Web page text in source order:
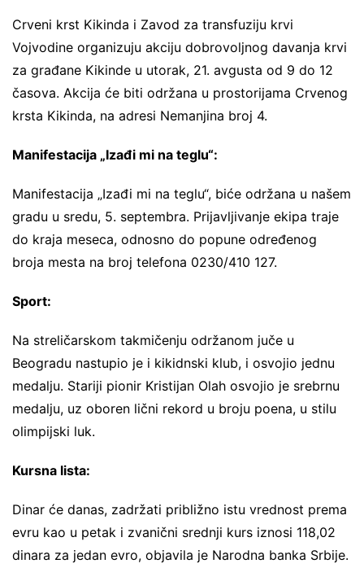
Crveni krst Kikinda i Zavod za transfuziju krvi
Vojvodine organizuju akciju dobrovoljnog davanja krvi
za građane Kikinde u utorak, 21. avgusta od 9 do 12
časova. Akcija će biti održana u prostorijama Crvenog
krsta Kikinda, na adresi Nemanjina broj 4.
Manifestacija „Izađi mi na teglu“:
Manifestacija „Izađi mi na teglu“, biće održana u našem
gradu u sredu, 5. septembra. Prijavljivanje ekipa traje
do kraja meseca, odnosno do popune određenog
broja mesta na broj telefona 0230/410 127.
Sport:
Na streličarskom takmičenju održanom juče u
Beogradu nastupio je i kikidnski klub, i osvojio jednu
medalju. Stariji pionir Kristijan Olah osvojio je srebrnu
medalju, uz oboren lični rekord u broju poena, u stilu
olimpijski luk.
Kursna lista:
Dinar će danas, zadržati približno istu vrednost prema
evru kao u petak i zvanični srednji kurs iznosi 118,02
dinara za jedan evro, objavila je Narodna banka Srbije.